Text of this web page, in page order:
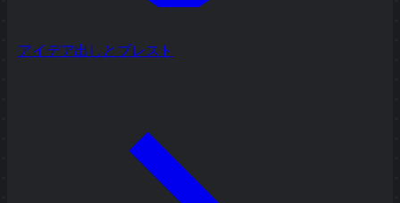
アイデア出しとブレスト